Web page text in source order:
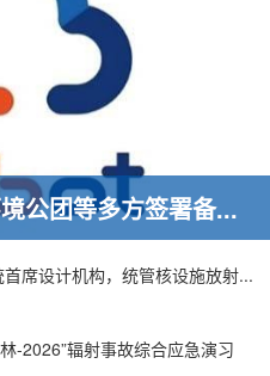
Clobot 携手韩国原子能环境公团等多方签署备忘录，推动放射性废物安全管理多机型机器人示范
Rosatom选定SNIIP为辐射控制系统首席设计机构，统管核设施放射仪表标准化与进口替代保障
-2026”辐射事故综合应急演习